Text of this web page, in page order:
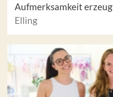
Aufmerksamkeit
Elling